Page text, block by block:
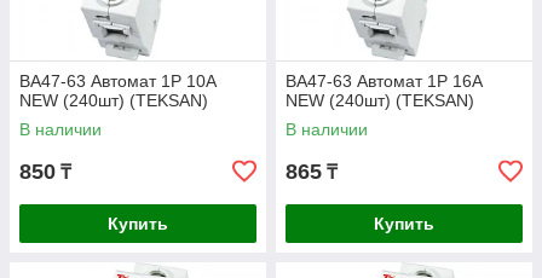
BA47-63 Автомат 1P 10A
NEW (240шт) (TEKSAN)
В наличии
850 ₸
Купить
BA47-63 Автомат 1P 16A
NEW (240шт) (TEKSAN)
В наличии
865 ₸
Купить